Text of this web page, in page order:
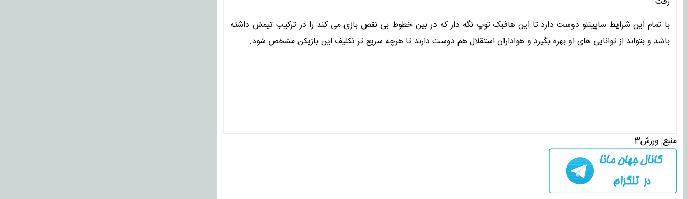
با تمام این شرایط ساپینتو دوست دارد تا این هافبک توپ نگه دار که در بین خطوط بی نقص بازی می کند را در ترکیب تیمش داشته
باشد و بتواند از توانایی های او بهره بگیرد و هواداران استقلال هم دوست دارند تا هرچه سریع تر تکلیف این بازیکن مشخص شود.
منبع: ورزش3